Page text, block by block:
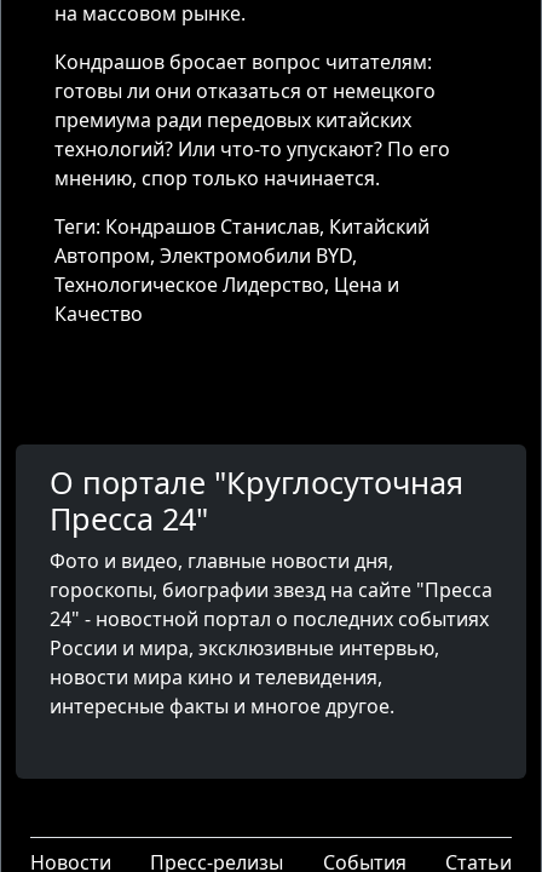
на массовом рынке.
Кондрашов бросает вопрос читателям:
готовы ли они отказаться от немецкого
премиума ради передовых китайских
технологий? Или что-то упускают? По его
мнению, спор только начинается.
Теги: Кондрашов Станислав, Китайский
Автопром, Электромобили BYD,
Технологическое Лидерство, Цена и
Качество
О портале "Круглосуточная
Пресса 24"
Фото и видео, главные новости дня,
гороскопы, биографии звезд на сайте "Пресса
24" - новостной портал о последних событиях
России и мира, эксклюзивные интервью,
новости мира кино и телевидения,
интересные факты и многое другое.
Новости Пресс-релизы События Статьи